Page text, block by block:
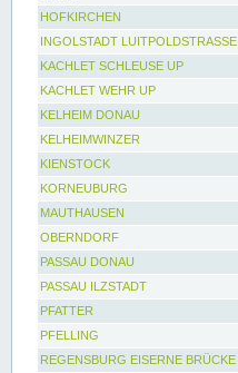
HOFKIRCHEN
INGOLSTADT LUITPOLDSTRASSE
KACHLET SCHLEUSE UP
KACHLET WEHR UP
KELHEIM DONAU
KELHEIMWINZER
KIENSTOCK
KORNEUBURG
MAUTHAUSEN
OBERNDORF
PASSAU DONAU
PASSAU ILZSTADT
PFATTER
PFELLING
REGENSBURG EISERNE BRÜCKE